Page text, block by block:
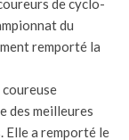
de cyclo-
du
remporté la
des meilleures
Elle a remporté le